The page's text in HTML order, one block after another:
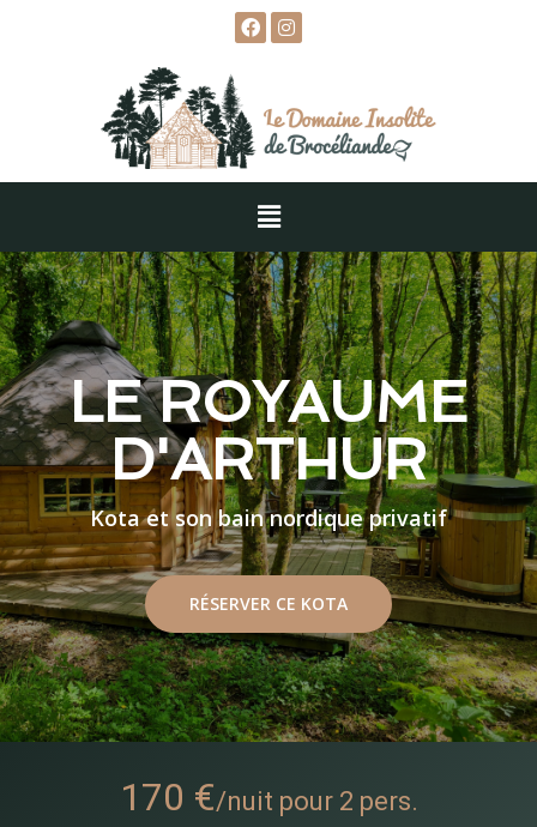
LE ROYAUME
D'ARTHUR
Kota et son bain nordique privatif
RÉSERVER CE KOTA
170 €/nuit pour 2 pers.